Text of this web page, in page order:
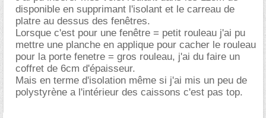
disponible en supprimant l'isolant et le carreau de
platre au dessus des fenêtres.
Lorsque c'est pour une fenêtre = petit rouleau j'ai pu
mettre une planche en applique pour cacher le rouleau
pour la porte fenetre = gros rouleau, j'ai du faire un
coffret de 6cm d'épaisseur.
Mais en terme d'isolation même si j'ai mis un peu de
polystyrène a l'intérieur des caissons c'est pas top.